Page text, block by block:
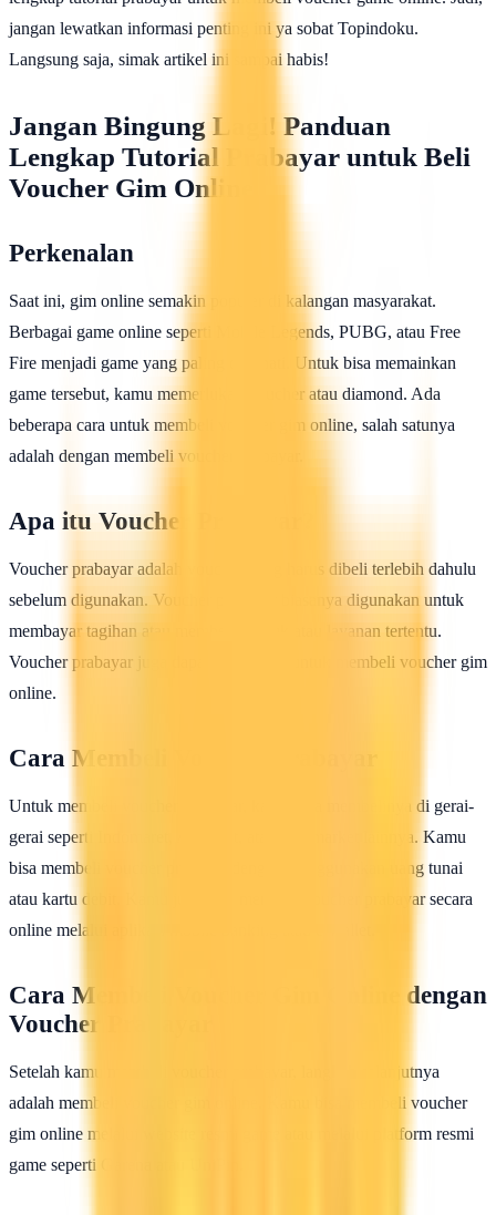
jangan lewatkan informasi penting ini ya sobat Topindoku.
Langsung saja, simak artikel ini sampai habis!
Jangan Bingung Lagi! Panduan
Lengkap Tutorial Prabayar untuk Beli
Voucher Gim Online
Perkenalan
Saat ini, gim online semakin populer di kalangan masyarakat.
Berbagai game online seperti Mobile Legends, PUBG, atau Free
Fire menjadi game yang paling diminati. Untuk bisa memainkan
game tersebut, kamu memerlukan voucher atau diamond. Ada
beberapa cara untuk membeli voucher gim online, salah satunya
adalah dengan membeli voucher prabayar.
Apa itu Voucher Prabayar?
Voucher prabayar adalah voucher yang harus dibeli terlebih dahulu
sebelum digunakan. Voucher prabayar biasanya digunakan untuk
membayar tagihan atau membeli produk atau layanan tertentu.
Voucher prabayar juga dapat digunakan untuk membeli voucher gim
online.
Cara Membeli Voucher Prabayar
Untuk membeli voucher prabayar, kamu bisa membelinya di gerai-
gerai seperti Indomaret, Alfamart, atau minimarket lainnya. Kamu
bisa membeli voucher prabayar dengan menggunakan uang tunai
atau kartu debit. Kamu juga bisa membeli voucher prabayar secara
online melalui aplikasi mobile banking atau e-wallet.
Cara Membeli Voucher Gim Online dengan
Voucher Prabayar
Setelah kamu membeli voucher prabayar, langkah selanjutnya
adalah membeli voucher gim online. Kamu bisa membeli voucher
gim online melalui website resmi game atau melalui platform resmi
game seperti Garena atau UniPin.